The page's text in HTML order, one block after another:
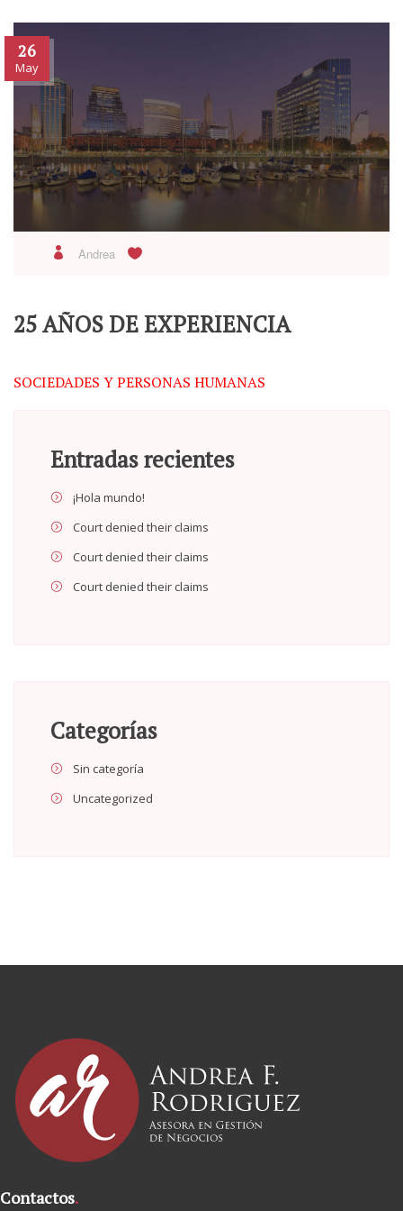
Andrea
25 AÑOS DE EXPERIENCIA
26
May
SOCIEDADES Y PERSONAS HUMANAS
Entradas recientes
¡Hola mundo!
Court denied their claims
Court denied their claims
Court denied their claims
Categorías
Sin categoría
Uncategorized
Contactos.